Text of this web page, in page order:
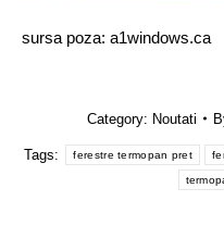
sursa poza: a1windows.ca
Category: Noutati
Tags: ferestre termopan pret